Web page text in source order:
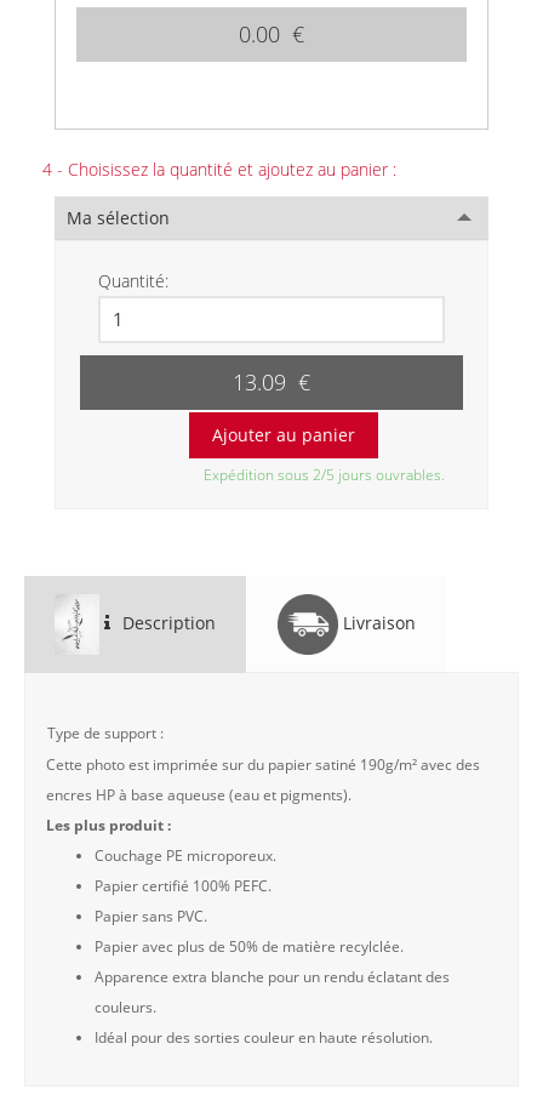
0.00 €
4 - Choisissez la quantité et ajoutez au panier :
Ma sélection
Quantité:
13.09 €
Expédition sous 2/5 jours ouvrables.
Description Livraison
Type de support :
Cette photo est imprimée sur du papier satiné 190g/m² avec des
encres HP à base aqueuse (eau et pigments).
Les plus produit :
Couchage PE microporeux.
Papier certifié 100% PEFC.
Papier sans PVC.
Papier avec plus de 50% de matière recylclée.
Apparence extra blanche pour un rendu éclatant des
couleurs.
Idéal pour des sorties couleur en haute résolution.